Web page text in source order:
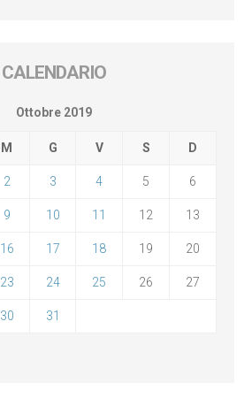
CALENDARIO
Ottobre 2019
M G V S D
2 3 4 5 6
9 10 11 12 13
16 17 18 19 20
23 24 25 26 27
30 31